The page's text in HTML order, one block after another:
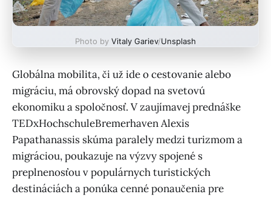
Photo by Vitaly Gariev/Unsplash
Globálna mobilita, či už ide o cestovanie alebo
migráciu, má obrovský dopad na svetovú
ekonomiku a spoločnosť. V zaujímavej prednáške
TEDxHochschuleBremerhaven Alexis
Papathanassis skúma paralely medzi turizmom a
migráciou, poukazuje na výzvy spojené s
preplnenosťou v populárnych turistických
destináciách a ponúka cenné ponaučenia pre